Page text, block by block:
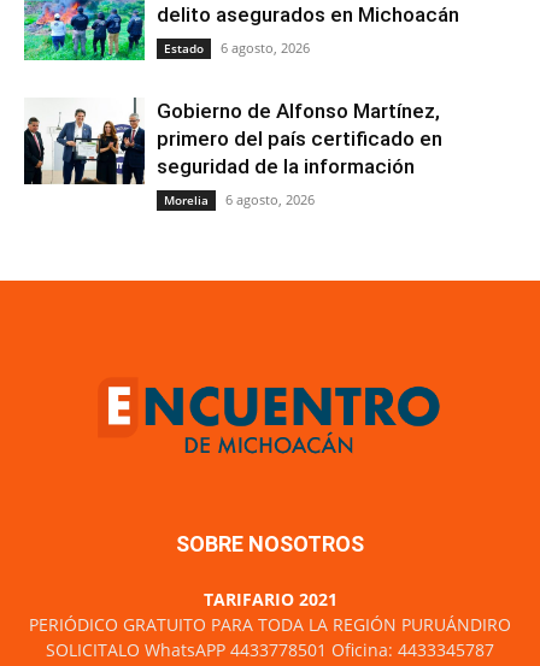
delito asegurados en Michoacán
Estado 6 agosto, 2026
Gobierno de Alfonso Martínez,
primero del país certificado en
seguridad de la información
Morelia 6 agosto, 2026
SOBRE NOSOTROS
TARIFARIO 2021
PERIÓDICO GRATUITO PARA TODA LA REGIÓN PURUÁNDIRO
SOLICITALO WhatsAPP 4433778501 Oficina: 4433345787